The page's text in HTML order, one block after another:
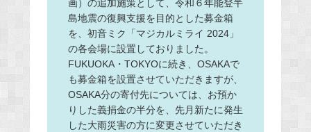
画）の追加施策として、令和６年能登半
島地震の復興支援を目的とした募金箱
を、初音ミク「マジカルミライ 2024」
の各会場に設置しておりました。
FUKUOKA・TOKYOに続き、OSAKAで
も募金箱を設置させていただきますが、
OSAKA分の寄付先については、お預か
りした義捐金の半分を、先月新たに発生
した大雨災害の方に変更させていただき